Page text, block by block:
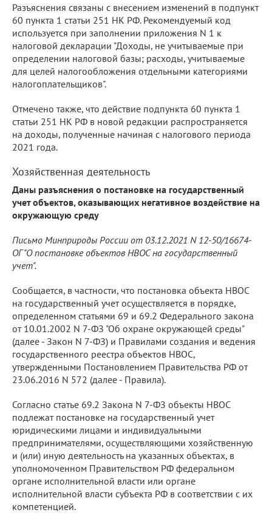
Разъяснения связаны с внесением изменений в подпункт
60 пункта 1 статьи 251 НК РФ. Рекомендуемый код
используется при заполнении приложения N 1 к
налоговой декларации "Доходы, не учитываемые при
определении налоговой базы; расходы, учитываемые
для целей налогообложения отдельными категориями
налогоплательщиков".
Отмечено также, что действие подпункта 60 пункта 1
статьи 251 НК РФ в новой редакции распространяется
на доходы, полученные начиная с налогового периода
2021 года.
Хозяйственная деятельность
Даны разъяснения о постановке на государственный
учет объектов, оказывающих негативное воздействие на
окружающую среду
Письмо Минприроды России от 03.12.2021 N 12-50/16674-
ОГ "О постановке объектов НВОС на государственный
учет".
Сообщается, в частности, что постановка объекта НВОС
на государственный учет осуществляется в порядке,
определенном статьями 69 и 69.2 Федерального закона
от 10.01.2002 N 7-ФЗ "Об охране окружающей среды"
(далее - Закон N 7-ФЗ) и Правилами создания и ведения
государственного реестра объектов НВОС,
утвержденными Постановлением Правительства РФ от
23.06.2016 N 572 (далее - Правила).
Согласно статье 69.2 Закона N 7-ФЗ объекты НВОС
подлежат постановке на государственный учет
юридическими лицами и индивидуальными
предпринимателями, осуществляющими хозяйственную
и (или) иную деятельность на указанных объектах, в
уполномоченном Правительством РФ федеральном
органе исполнительной власти или органе
исполнительной власти субъекта РФ в соответствии с их
компетенцией.